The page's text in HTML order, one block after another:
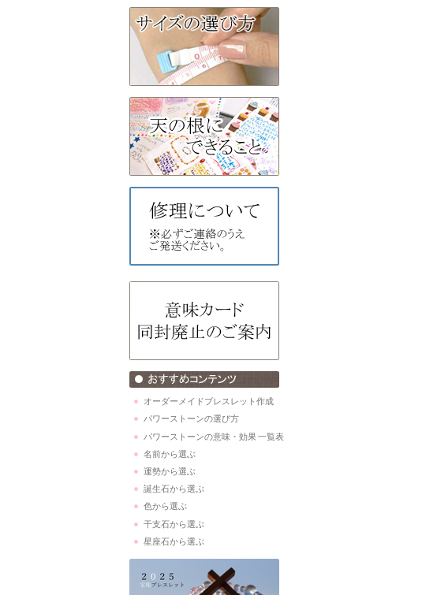
オーダーメイドブレスレット作成
パワーストーンの選び方
パワーストーンの意味・効果 一覧表
名前から選ぶ
運勢から選ぶ
誕生石から選ぶ
色から選ぶ
干支石から選ぶ
星座石から選ぶ